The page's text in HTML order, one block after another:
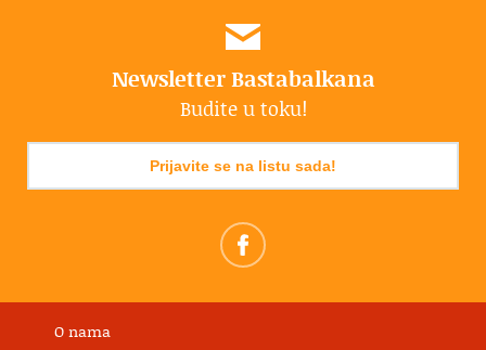
Newsletter Bastabalkana
Budite u toku!
Prijavite se na listu sada!
O nama